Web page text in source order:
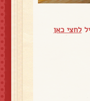
לחצי כאן